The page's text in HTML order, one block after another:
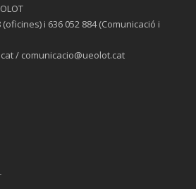
(oficines) i 636 052 884 (Comunicació i
/ comunicacio@ueolot.cat